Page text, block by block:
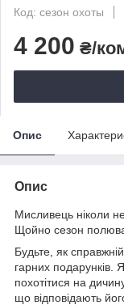
Код: сезон охоты
4 200 ₴/
Опис
Опис
Мисливець ніколи
Щойно сезон
Будьте, як
гарних
похотітися на
що відповідають